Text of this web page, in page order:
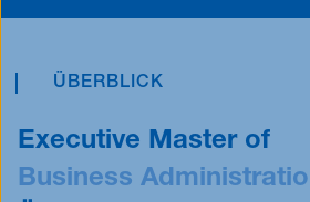
ÜBERBLICK
Executive Master of
Business